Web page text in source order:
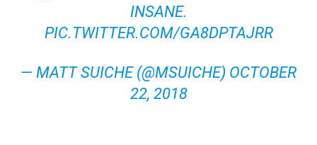
INSANE.
PIC.TWITTER.COM/GA8DPTAJRR
— MATT SUICHE (@MSUICHE) OCTOBER
22, 2018